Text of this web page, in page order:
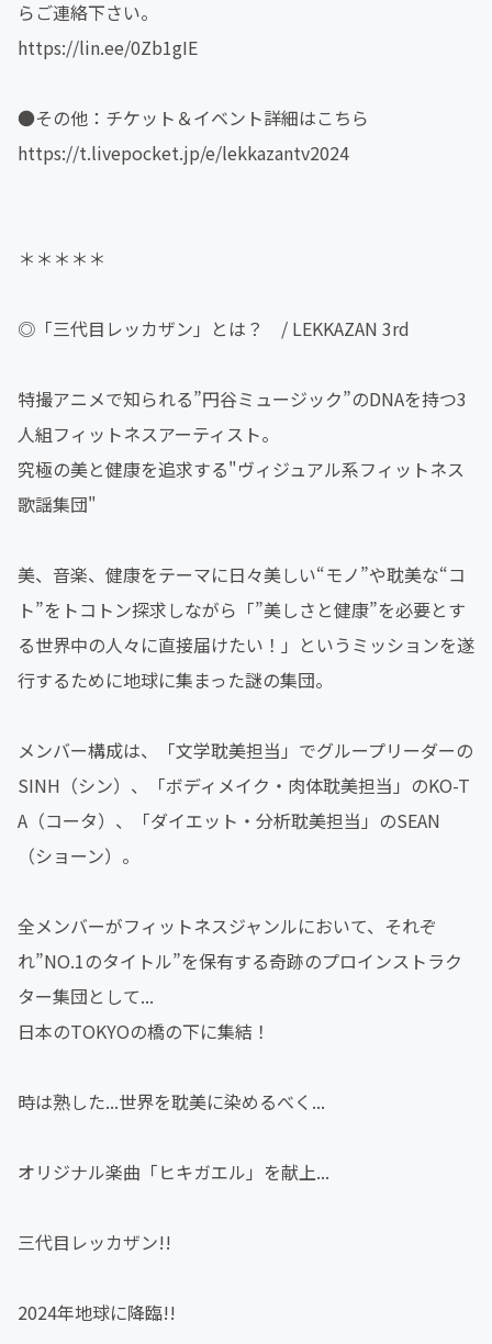
らご連絡下さい。
https://lin.ee/0Zb1gIE
●その他：チケット＆イベント詳細はこちら
https://t.livepocket.jp/e/lekkazantv2024
＊＊＊＊＊
◎「三代目レッカザン」とは？ / LEKKAZAN 3rd
特撮アニメで知られる”円谷ミュージック”のDNAを持つ3
人組フィットネスアーティスト。
究極の美と健康を追求する"ヴィジュアル系フィットネス
歌謡集団"
美、音楽、健康をテーマに日々美しい“モノ”や耽美な“コ
ト”をトコトン探求しながら「”美しさと健康”を必要とす
る世界中の人々に直接届けたい！」というミッションを遂
行するために地球に集まった謎の集団。
メンバー構成は、「文学耽美担当」でグループリーダーの
SINH（シン）、「ボディメイク・肉体耽美担当」のKO-T
A（コータ）、「ダイエット・分析耽美担当」のSEAN
（ショーン）。
全メンバーがフィットネスジャンルにおいて、それぞ
れ”NO.1のタイトル”を保有する奇跡のプロインストラク
ター集団として...
日本のTOKYOの橋の下に集結！
時は熟した...世界を耽美に染めるべく...
オリジナル楽曲「ヒキガエル」を献上...
三代目レッカザン!!
2024年地球に降臨!!